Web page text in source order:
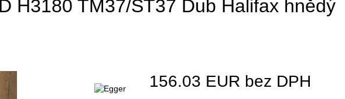
H3180 TM37/ST37 Dub Halifax hnědý
156.03 EUR bez DPH